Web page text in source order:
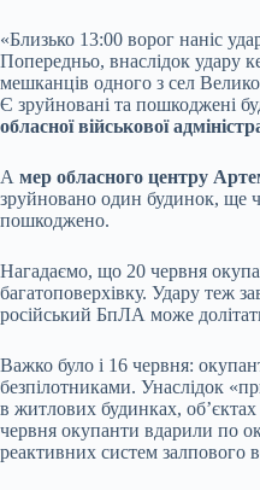
«Близько 13:00 ворог наніс
Попередньо, внаслідок удару
мешканців одного з сел
Є зруйновані та пошкоджені
обласної військової
А мер обласного центру
зруйновано один будинок, ще
пошкоджено.
Нагадаємо, що 20 червня
багатоповерхівку. Удару теж
російський БпЛА може
Важко було і 16 червня:
безпілотниками. Унаслідок
в житлових будинках,
червня окупанти вдарили по
реактивних систем залпового